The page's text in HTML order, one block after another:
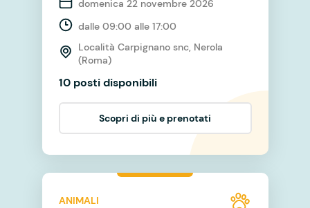
domenica 22 novembre 2026
dalle 09:00 alle 17:00
Località Carpignano snc, Nerola
(Roma)
10 posti disponibili
Scopri di più e prenotati
ANIMALI